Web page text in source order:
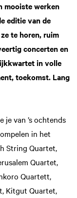
mooiste werken
editie van de
te horen, ruim
concerten en
in volle
toekomst. Lang
je van ’s ochtends
in het
String Quartet,
Quartet,
Quartett,
Kitgut Quartet,